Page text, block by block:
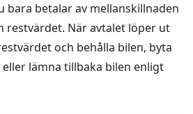
bara betalar av mellanskillnaden
restvärdet. När avtalet löper ut
och behålla bilen, byta
lämna tillbaka bilen enligt